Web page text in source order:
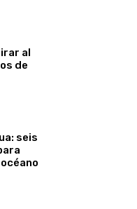
al
de
seis